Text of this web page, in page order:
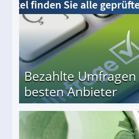
Bezahlte Umfragen
besten Anbieter